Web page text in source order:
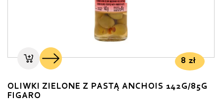
8 zł
OLIWKI ZIELONE Z PASTĄ ANCHOIS 142G/85G
FIGARO